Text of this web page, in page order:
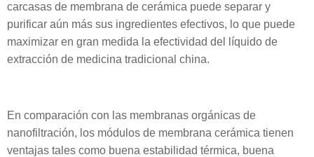
carcasas de membrana de cerámica puede separar y
purificar aún más sus ingredientes efectivos, lo que puede
maximizar en gran medida la efectividad del líquido de
extracción de medicina tradicional china.
En comparación con las membranas orgánicas de
nanofiltración, los módulos de membrana cerámica tienen
ventajas tales como buena estabilidad térmica, buena